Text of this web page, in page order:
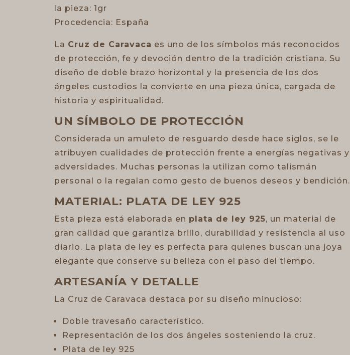
la pieza: 1gr
Procedencia: España
La Cruz de Caravaca es uno de los símbolos más reconocidos
de protección, fe y devoción dentro de la tradición cristiana. Su
diseño de doble brazo horizontal y la presencia de los dos
ángeles custodios la convierte en una pieza única, cargada de
historia y espiritualidad.
UN SÍMBOLO DE PROTECCIÓN
Considerada un amuleto de resguardo desde hace siglos, se le
atribuyen cualidades de protección frente a energías negativas y
adversidades. Muchas personas la utilizan como talismán
personal o la regalan como gesto de buenos deseos y bendición.
MATERIAL: PLATA DE LEY 925
Esta pieza está elaborada en plata de ley 925, un material de
gran calidad que garantiza brillo, durabilidad y resistencia al uso
diario. La plata de ley es perfecta para quienes buscan una joya
elegante que conserve su belleza con el paso del tiempo.
ARTESANÍA Y DETALLE
La Cruz de Caravaca destaca por su diseño minucioso:
Doble travesaño característico.
Representación de los dos ángeles sosteniendo la cruz.
Plata de ley 925